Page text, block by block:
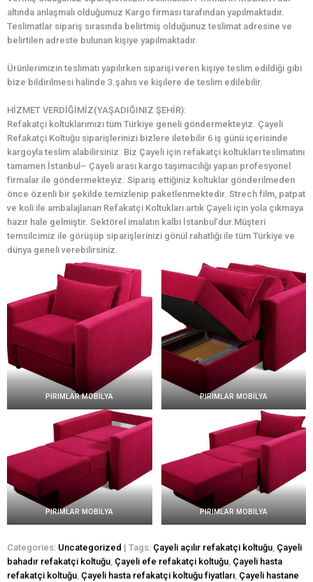
altında anlaşmalı olduğumuz Kargo firması tarafından yapılmaktadır.
Teslimatlar sipariş sırasında belirtmiş olduğunuz teslimat adresine ve
belirtilen adreste bulunan kişiye yapılmaktadır.
Ürünlerimizin teslimatı yapılırken siparişi veren kişiye teslim edildiği gibi
bize bildirilmesi halinde 3.şahıs ve kişilere de teslim edilebilir.
HİZMET VERDİĞİMİZ(YAŞADIĞINIZ ŞEHİR):
Refakatçi koltuklarımızı tüm Türkiye geneli göndermekteyiz. Çayeli
Refakatçi Koltuğu siparişlerinizi bizlere iletebilir 6 iş günü içerisinde
kargoyla teslim alabilirsiniz. Biz Çayeli için refakatçi koltukları teslimatını
tamamen İstanbul– Çayeli arası kargo taşımacılığı yapan profesyonel
firmalar ile göndermekteyiz. Sipariş ettiğiniz koltuklar gönderilmeden
önce özenli bir şekilde temizlenip paketlenmektedir. Strech film, patpat
ve koli ile ambalajlanan Refakatçi Koltukları artık Çayeli için yola çıkmaya
hazır hale gelmiştir. Sektörel imalatın kalbi İstanbul’dur.Müşteri
temsilcimiz ile görüşüp siparişlerinizi gönül rahatlığı ile tüm Türkiye ve
dünya geneli verebilirsiniz.
PIRIMLAR MOBİLYA PIRIMLAR MOBİLYA
PIRIMLAR MOBİLYA PIRIMLAR MOBİLYA
Categories: Uncategorized | Tags: Çayeli açılır refakatçi koltuğu Çayeli
bahadır refakatçi koltuğu Çayeli efe refakatçi koltuğu Çayeli hasta
refakatçi koltuğu Çayeli hasta refakatçi koltuğu fiyatları Çayeli hastane